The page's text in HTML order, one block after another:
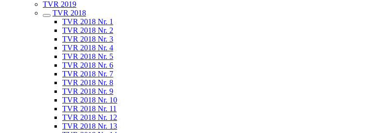
TVR 2019
TVR 2018
TVR 2018 Nr. 1
TVR 2018 Nr. 2
TVR 2018 Nr. 3
TVR 2018 Nr. 4
TVR 2018 Nr. 5
TVR 2018 Nr. 6
TVR 2018 Nr. 7
TVR 2018 Nr. 8
TVR 2018 Nr. 9
TVR 2018 Nr. 10
TVR 2018 Nr. 11
TVR 2018 Nr. 12
TVR 2018 Nr. 13